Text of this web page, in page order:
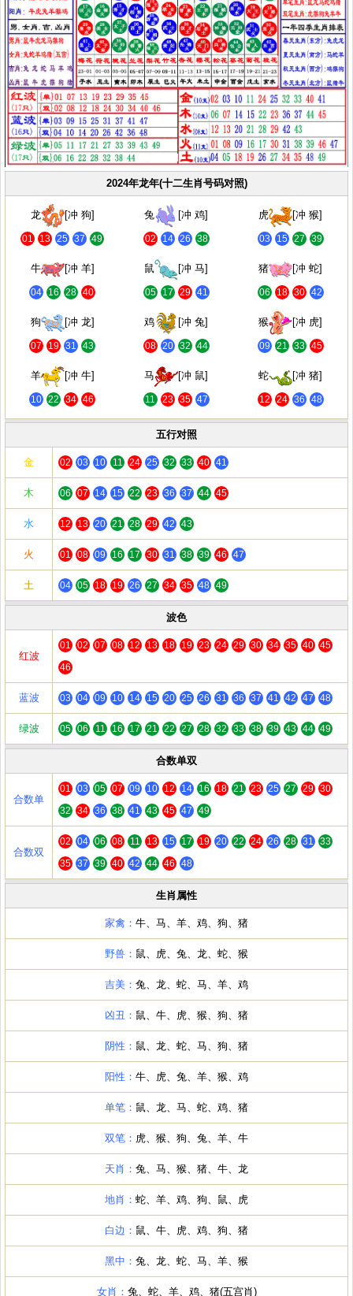
2024年龙年(十二生肖号码对照)
龙 [冲 狗]
01 13 25 37 49
兔 [冲 鸡]
02 14 26 38
虎 [冲 猴]
03 15 27 39
牛 [冲 羊]
04 16 28 40
鼠 [冲 马]
05 17 29 41
猪 [冲 蛇]
06 18 30 42
狗 [冲 龙]
07 19 31 43
鸡 [冲 兔]
08 20 32 44
猴 [冲 虎]
09 21 33 45
羊 [冲 牛]
10 22 34 46
马 [冲 鼠]
11 23 35 47
蛇 [冲 猪]
12 24 36 48
五行对照
金 02 03 10 11 24 25 32 33 40 41
木 06 07 14 15 22 23 36 37 44 45
水 12 13 20 21 28 29 42 43
火 01 08 09 16 17 30 31 38 39 46 47
土 04 05 18 19 26 27 34 35 48 49
波色
红波
01 02 07 08 12 13 18 19 23 24 29 30 34 35 40 45
46
蓝波 03 04 09 10 14 15 20 25 26 31 36 37 41 42 47 48
绿波 05 06 11 16 17 21 22 27 28 32 33 38 39 43 44 49
合数单双
合数单
01 03 05 07 09 10 12 14 16 18 21 23 25 27 29 30
32 34 36 38 41 43 45 47 49
合数双
02 04 06 08 11 13 15 17 19 20 22 24 26 28 31 33
35 37 39 40 42 44 46 48
生肖属性
家禽： 牛、马、羊、鸡、狗、猪
野兽： 鼠、虎、兔、龙、蛇、猴
吉美： 兔、龙、蛇、马、羊、鸡
凶丑： 鼠、牛、虎、猴、狗、猪
阴性： 鼠、龙、蛇、马、狗、猪
阳性： 牛、虎、兔、羊、猴、鸡
单笔： 鼠、龙、马、蛇、鸡、猪
双笔： 虎、猴、狗、兔、羊、牛
天肖： 兔、马、猴、猪、牛、龙
地肖： 蛇、羊、鸡、狗、鼠、虎
白边： 鼠、牛、虎、鸡、狗、猪
黑中： 兔、龙、蛇、马、羊、猴
女肖： 兔、蛇、羊、鸡、猪(五宫肖)